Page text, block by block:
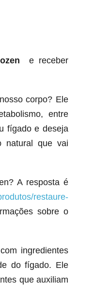
e receber
corpo? Ele
entre
fígado e deseja
natural que vai
A resposta é
restaure-
sobre o
ingredientes
do fígado. Ele
que auxiliam
– O Fim da gordura
Ver detalhes